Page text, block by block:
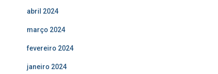
abril 2024
março 2024
fevereiro 2024
janeiro 2024